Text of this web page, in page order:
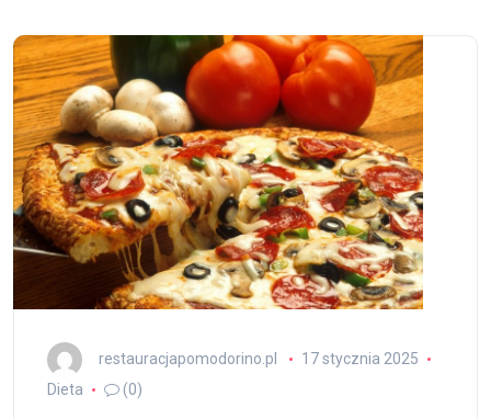
restauracjapomodorino.pl
17 stycznia 2025
Dieta
(0)